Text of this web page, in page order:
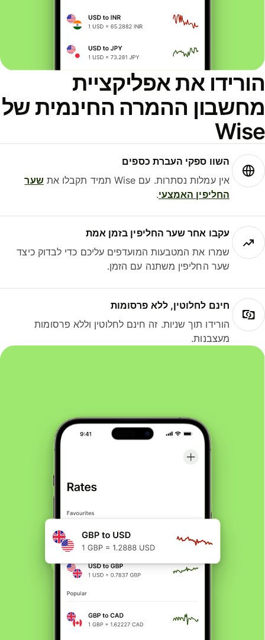
את אפליקציית
ההמרה החינמית של
השוו ספקי העברת כספים
אין עמלות נסתרות. עם Wise תמיד תקבלו את
שער
החליפין האמצעי.
עקבו אחר שער החליפין בזמן אמת
שמרו את המטבעות המועדפים עליכם כדי לבדוק כיצד
שער החליפין משתנה עם הזמן.
חינם לחלוטין, ללא פרסומות
הורידו תוך שניות. זה חינם לחלוטין וללא פרסומות
מעצבנות.